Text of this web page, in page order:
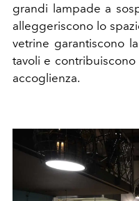
grandi lampade a
alleggeriscono lo
vetrine garantiscono
tavoli e
accoglienza.